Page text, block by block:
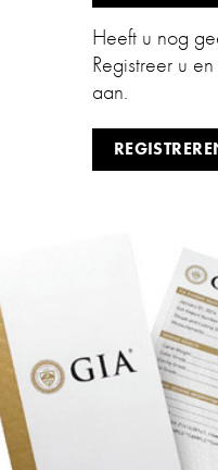
Heeft u nog
Registreer u
aan.